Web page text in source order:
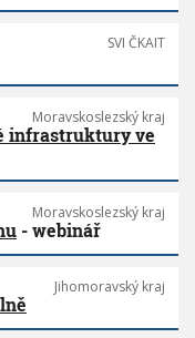
SVI ČKAIT
Moravskoslezský kraj
infrastruktury ve
Moravskoslezský kraj
- webinář
Jihomoravský kraj